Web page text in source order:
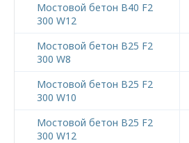
Мостовой бетон В40 F2
300 W12
Мостовой бетон В25 F2
300 W8
Мостовой бетон В25 F2
300 W10
Мостовой бетон В25 F2
300 W12